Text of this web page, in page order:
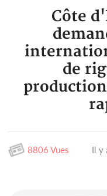
Côte
de
8806 Vues Il y